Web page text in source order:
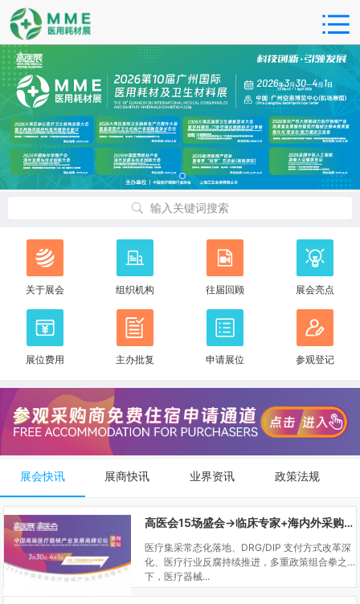
输入关键词搜索
关于展会 组织机构 往届回顾 展会亮点
展位费用 主办批复 申请展位 参观登记
展会快讯 展商快讯 业界资讯 政策法规
高医会15场盛会→临床专家+海内外采购商双向对接
医疗集采常态化落地、DRG/DIP 支付方式改革深
化、医疗行业反腐持续推进，多重政策组合拳之
下，医疗器械...